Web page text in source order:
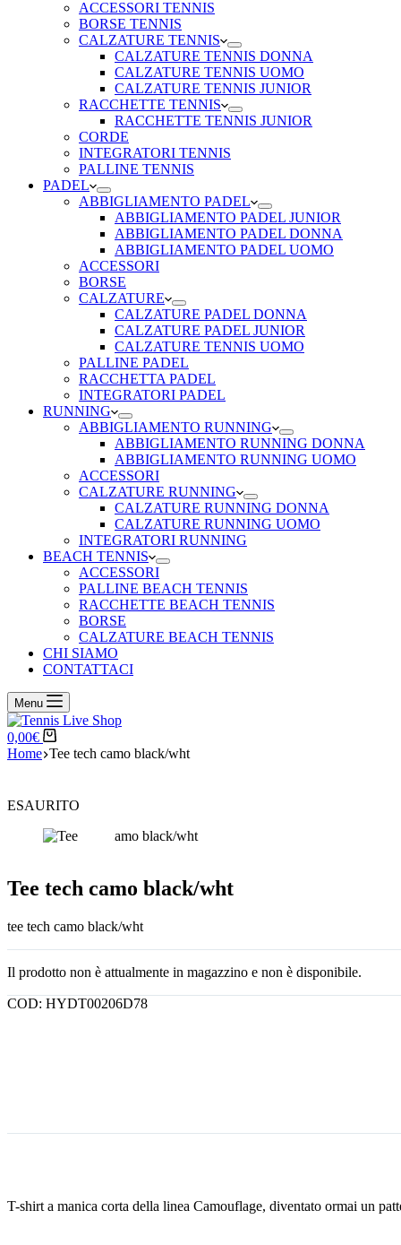
ACCESSORI TENNIS
BORSE TENNIS
CALZATURE TENNIS
CALZATURE TENNIS DONNA
CALZATURE TENNIS UOMO
CALZATURE TENNIS JUNIOR
RACCHETTE TENNIS
RACCHETTE TENNIS JUNIOR
CORDE
INTEGRATORI TENNIS
PALLINE TENNIS
PADEL
ABBIGLIAMENTO PADEL
ABBIGLIAMENTO PADEL JUNIOR
ABBIGLIAMENTO PADEL DONNA
ABBIGLIAMENTO PADEL UOMO
ACCESSORI
BORSE
CALZATURE
CALZATURE PADEL DONNA
CALZATURE PADEL JUNIOR
CALZATURE TENNIS UOMO
PALLINE PADEL
RACCHETTA PADEL
INTEGRATORI PADEL
RUNNING
ABBIGLIAMENTO RUNNING
ABBIGLIAMENTO RUNNING DONNA
ABBIGLIAMENTO RUNNING UOMO
ACCESSORI
CALZATURE RUNNING
CALZATURE RUNNING DONNA
CALZATURE RUNNING UOMO
INTEGRATORI RUNNING
BEACH TENNIS
ACCESSORI
PALLINE BEACH TENNIS
RACCHETTE BEACH TENNIS
BORSE
CALZATURE BEACH TENNIS
CHI SIAMO
CONTATTACI
Menu
Carrello
0,00€
Home Tee tech camo black/wht
ESAURITO
Tee tech camo black/wht
tee tech camo black/wht
Il prodotto non è attualmente in magazzino e non è disponibile.
COD: HYDT00206D78
T-shirt a manica corta della linea Camouflage, diventato ormai un